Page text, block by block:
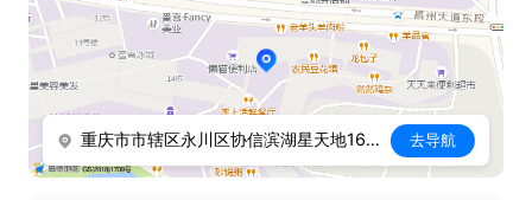
重庆市市辖区永川区协信滨湖星天地16栋1-3至7(星光酒店左侧夜市街) 去导航